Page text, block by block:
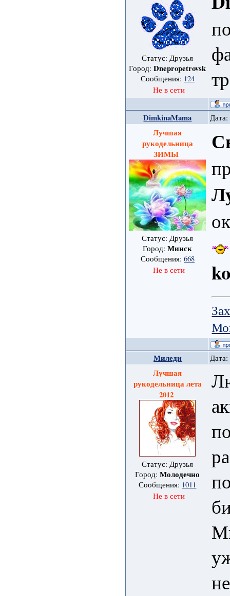
Статус: Друзья
Город:Dnepropetrovsk
Сообщения: 124
Не в сети
DimkinaMama
Лучшая
рукодельница
ЗИМЫ
Статус: Друзья
Город:Минск
Сообщения: 668
Не в сети
Миледи Дата:
Лучшая
рукодельница лета
2012
Статус: Друзья
Город:Молодечно
Сообщения: 1011
Не в сети